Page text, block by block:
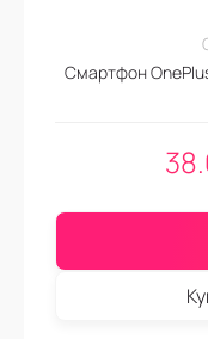
Смартфон